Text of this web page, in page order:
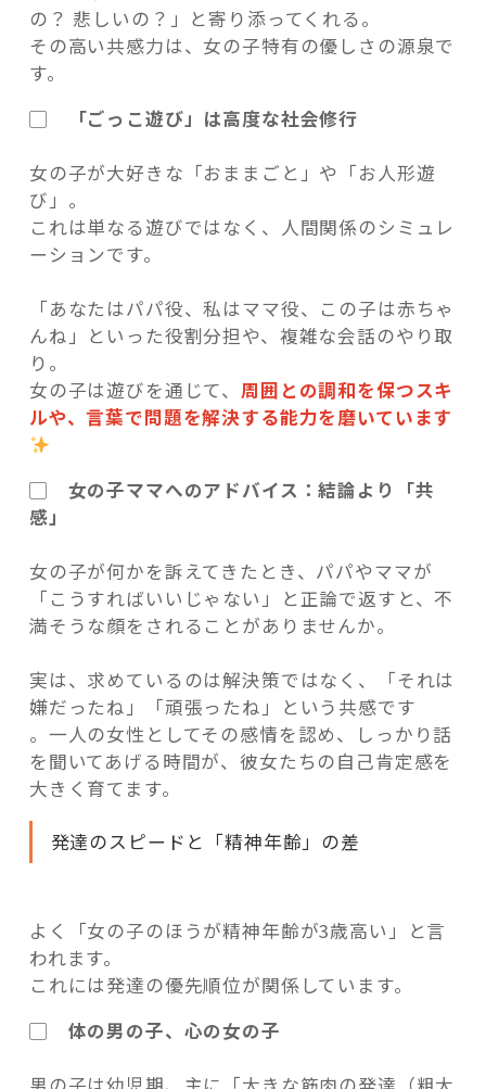
の？ 悲しいの？」と寄り添ってくれる。
その高い共感力は、女の子特有の優しさの源泉で
す。
▢ 「ごっこ遊び」は高度な社会修行
女の子が大好きな「おままごと」や「お人形遊
び」。
これは単なる遊びではなく、人間関係のシミュレ
ーションです。
「あなたはパパ役、私はママ役、この子は赤ちゃ
んね」といった役割分担や、複雑な会話のやり取
り。
女の子は遊びを通じて、周囲との調和を保つスキ
ルや、言葉で問題を解決する能力を磨いています
▢ 女の子ママへのアドバイス：結論より「共
感」
女の子が何かを訴えてきたとき、パパやママが
「こうすればいいじゃない」と正論で返すと、不
満そうな顔をされることがありませんか。
実は、求めているのは解決策ではなく、「それは
嫌だったね」「頑張ったね」という共感です
。一人の女性としてその感情を認め、しっかり話
を聞いてあげる時間が、彼女たちの自己肯定感を
大きく育てます。
発達のスピードと「精神年齢」の差
よく「女の子のほうが精神年齢が3歳高い」と言
われます。
これには発達の優先順位が関係しています。
▢ 体の男の子、心の女の子